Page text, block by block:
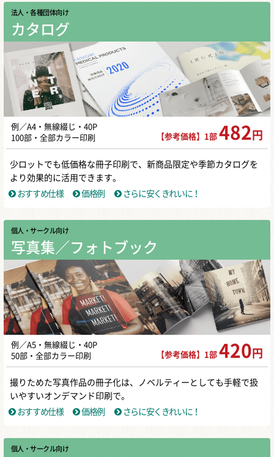
法人・各種団体向け
カタログ
例／A4・無線綴じ・40P
100部・全部カラー印刷
【参考価格】1部 482 円
少ロットでも低価格な冊子印刷で、新商品限定や季節カタログを
より効果的に活用できます。
おすすめ仕様
価格例 さらに安くきれいに！
個人・サークル向け
写真集／フォトブック
例／A5・無線綴じ・40P
50部・全部カラー印刷
【参考価格】1部 420 円
撮りためた写真作品の冊子化は、ノベルティーとしても手軽で扱
いやすいオンデマンド印刷で。
おすすめ仕様
価格例 さらに安くきれいに！
個人・サークル向け